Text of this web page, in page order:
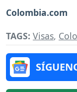
Colombia.com
TAGS: Visas,